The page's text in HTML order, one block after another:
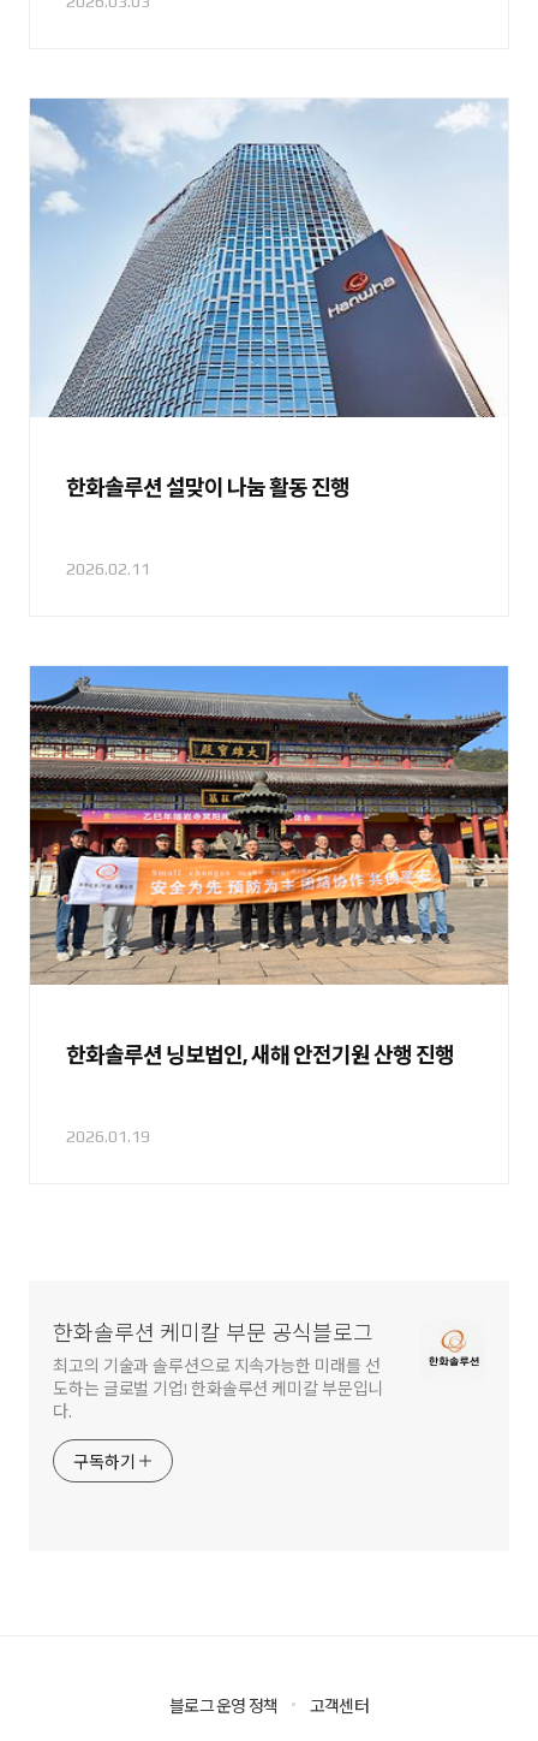
한화솔루션 설맞이 나눔 활동 진행
2026.02.11
한화솔루션 닝보법인, 새해 안전기원 산행 진행
2026.01.19
한화솔루션 케미칼 부문 공식블로그
최고의 기술과 솔루션으로 지속가능한 미래를 선
도하는 글로벌 기업! 한화솔루션 케미칼 부문입니
다.
구독하기
블로그 운영 정책 고객센터